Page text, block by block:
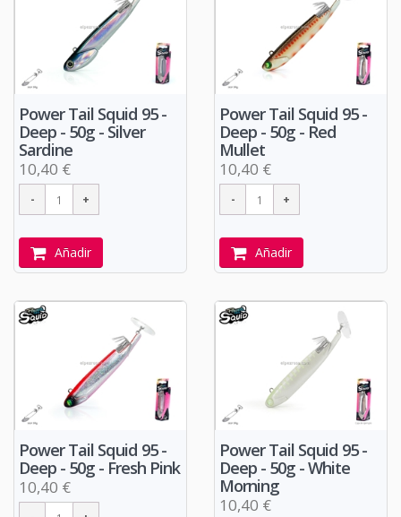
Power Tail Squid 95 -
Deep - 50g - Silver
Sardine
10,40 €
Añadir
Power Tail Squid 95 -
Deep - 50g - Red
Mullet
10,40 €
Añadir
Power Tail Squid 95 -
Deep - 50g - Fresh Pink
10,40 €
Power Tail Squid 95 -
Deep - 50g - White
Morning
10,40 €